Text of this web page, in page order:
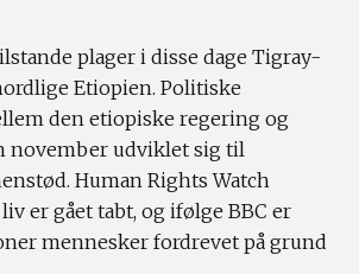
plager i disse dage Tigray-
Etiopien. Politiske
den etiopiske regering og
november udviklet sig til
Human Rights Watch
er gået tabt, og ifølge BBC er
mennesker fordrevet på grund